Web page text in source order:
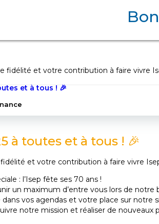
et votre contribution à faire vivre
et à tous ! 🎉
à toutes et à tous ! 🎉
et votre contribution à faire vivre
: l’Isep fête ses 70 ans !
un maximum d’entre vous lors de
vos agendas et votre place sur notre
notre mission et réaliser de nouveaux